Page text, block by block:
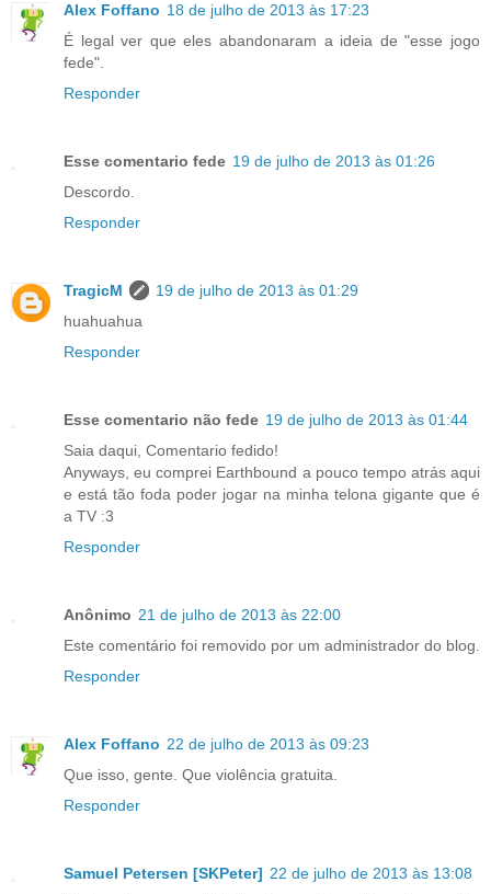
Alex Foffano 18 de julho de 2013 às 17:23
É legal ver que eles abandonaram a ideia de "esse jogo
fede".
Responder
Esse comentario fede 19 de julho de 2013 às 01:26
Descordo.
Responder
TragicM
19 de julho de 2013 às 01:29
huahuahua
Responder
Esse comentario não fede 19 de julho de 2013 às 01:44
Saia daqui, Comentario fedido!
Anyways, eu comprei Earthbound a pouco tempo atrás aqui
e está tão foda poder jogar na minha telona gigante que é
a TV :3
Responder
Anônimo 21 de julho de 2013 às 22:00
Este comentário foi removido por um administrador do blog.
Responder
Alex Foffano 22 de julho de 2013 às 09:23
Que isso, gente. Que violência gratuita.
Responder
Samuel Petersen [SKPeter] 22 de julho de 2013 às 13:08